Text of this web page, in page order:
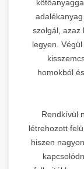
szolgál, azaz
legyen.
homokból
Rendkívül
létrehozott
hiszen